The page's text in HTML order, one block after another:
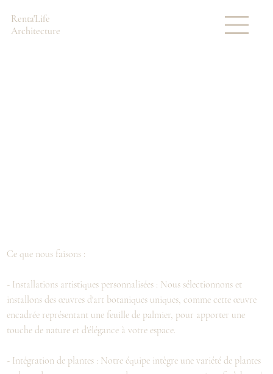
Renta'Life
Architecture
Ce que nous faisons :
- Installations artistiques personnalisées : Nous sélectionnons et
installons des œuvres d'art botaniques uniques, comme cette œuvre
encadrée représentant une feuille de palmier, pour apporter une
touche de nature et d'élégance à votre espace.
- Intégration de plantes : Notre équipe intègre une variété de plantes